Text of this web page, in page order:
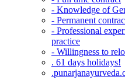
- Knowledge of
- Permanent
- Professional
practice
- Willingness to
. 61 days holidays!